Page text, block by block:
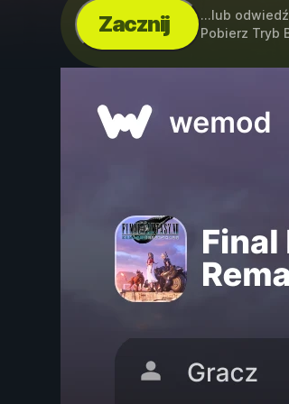
Zacznij ...lub
Pobierz Tryb